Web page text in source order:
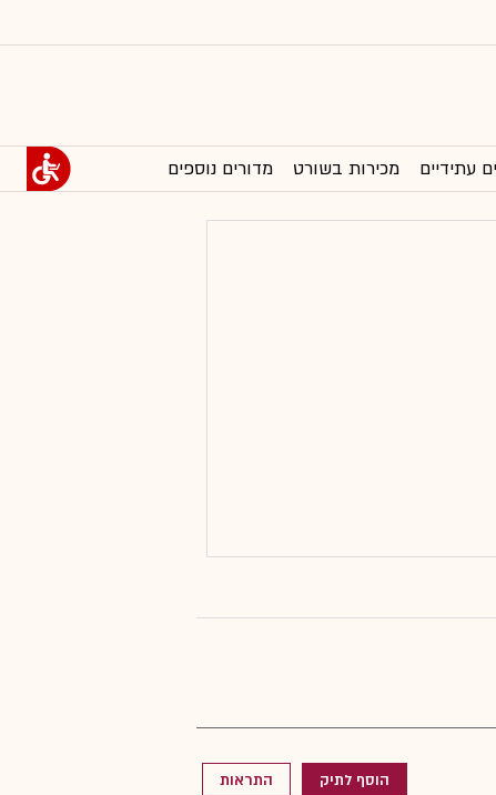
עתידיים מכירות בשורט מדורים נוספים
הוסף לתיק התראות